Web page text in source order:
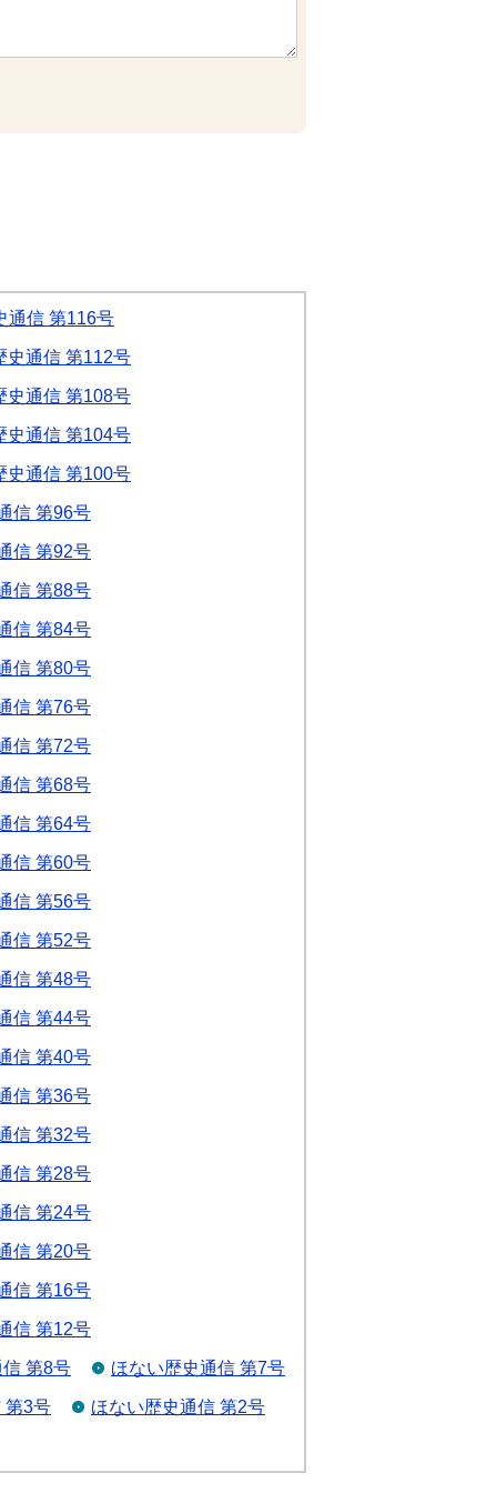
通信 第116号
史通信 第112号
史通信 第108号
史通信 第104号
史通信 第100号
信 第96号
信 第92号
信 第88号
信 第84号
信 第80号
信 第76号
信 第72号
信 第68号
信 第64号
信 第60号
信 第56号
信 第52号
信 第48号
信 第44号
信 第40号
信 第36号
信 第32号
信 第28号
信 第24号
信 第20号
信 第16号
信 第12号
第8号 ほない歴史通信 第7号
第3号 ほない歴史通信 第2号